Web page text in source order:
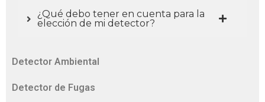
¿Qué debo tener en cuenta para la
elección de mi detector?
Detector Ambiental
Detector de Fugas